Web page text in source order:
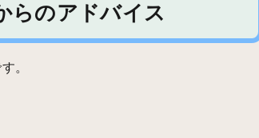
らのアドバイス
。